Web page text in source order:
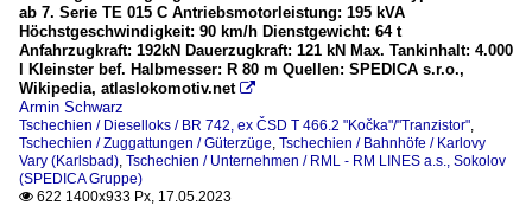
ab 7. Serie TE 015 C Antriebsmotorleistung: 195 kVA
Höchstgeschwindigkeit: 90 km/h Dienstgewicht: 64 t
Anfahrzugkraft: 192kN Dauerzugkraft: 121 kN Max. Tankinhalt: 4.000
l Kleinster bef. Halbmesser: R 80 m Quellen: SPEDICA s.r.o.,
Wikipedia, atlaslokomotiv.net 
Armin Schwarz
Tschechien / Dieselloks / BR 742, ex ČSD T 466.2 "Kočka"/"Tranzistor",
Tschechien / Zuggattungen / Güterzüge, Tschechien / Bahnhöfe / Karlovy
Vary (Karlsbad), Tschechien / Unternehmen / RML - RM LINES a.s., Sokolov
(SPEDICA Gruppe)
 622 1400x933 Px, 17.05.2023